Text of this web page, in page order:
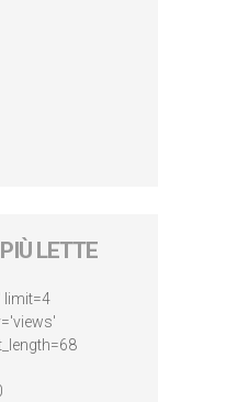
LETTE
limit=4